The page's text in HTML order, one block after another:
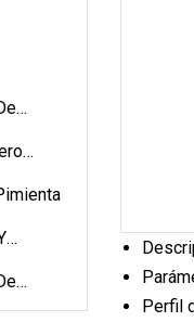
Perfil